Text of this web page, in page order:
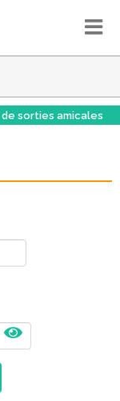
de sorties amicales